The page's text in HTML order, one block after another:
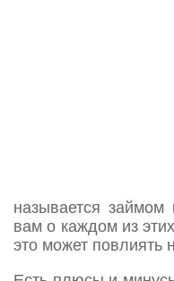
называется
вам о каждом из
это может повлиять